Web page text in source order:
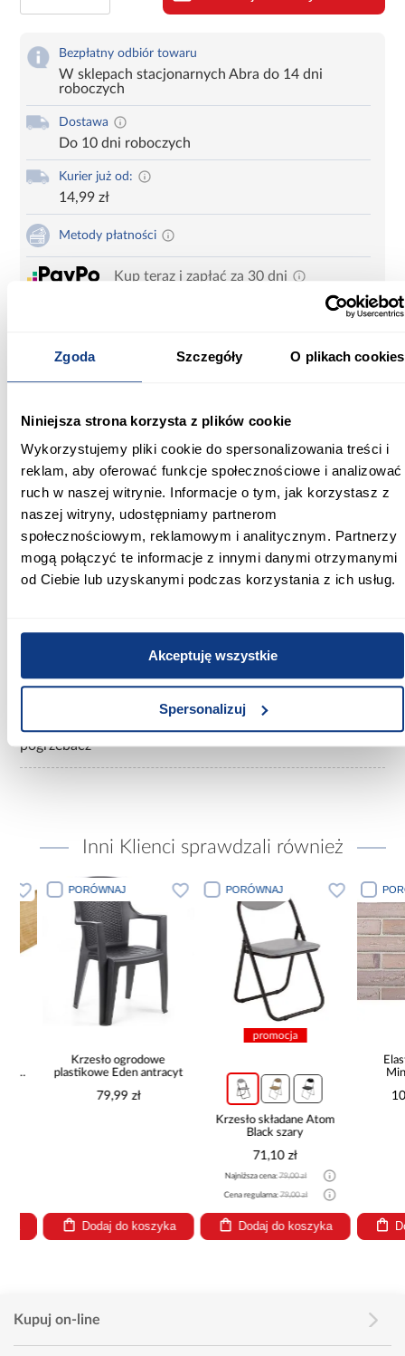
Zgoda Szczegóły O plikach cookies
Niniejsza strona korzysta z plików cookie
Wykorzystujemy pliki cookie do spersonalizowania treści i
reklam, aby oferować funkcje społecznościowe i analizować
ruch w naszej witrynie. Informacje o tym, jak korzystasz z
naszej witryny, udostępniamy partnerom
społecznościowym, reklamowym i analitycznym. Partnerzy
mogą połączyć te informacje z innymi danymi otrzymanymi
od Ciebie lub uzyskanymi podczas korzystania z ich usług.
Akceptuję wszystkie
Spersonalizuj
Bezpłatny odbiór towaru
W sklepach stacjonarnych Abra do 14 dni
roboczych
Dostawa
Do 10 dni roboczych
Kurier już od:
14,99 zł
Metody płatności
Kup teraz i zapłać za 30 dni
Karta produktu
Drukuj
Pogrzebacz kominkowy sprawdzi się do wygodnego i
bezpiecznego przemieszania drewna i węgla, podsycenia ognia
Informacje Informacje o produkcie
stal
pogrzebacz
Inni Klienci sprawdzali również
PORÓWNAJ
Krzesło ogrodowe
plastikowe Eden antracyt
79,99 zł
Dodaj do koszyka
PORÓWNAJ
promocja
Krzesło składane Atom
Black szary
71,10 zł
Najniższa cena:79,00 zł
Cena regularna:79,00 zł
Dodaj do koszyka
Kupuj on-line